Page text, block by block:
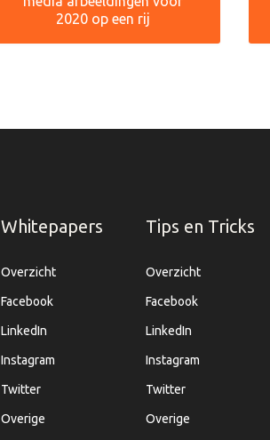
2020 op een rij
Whitepapers
Overzicht
Facebook
LinkedIn
Instagram
Twitter
Overige
Tips en Tricks
Overzicht
Facebook
LinkedIn
Instagram
Twitter
Overige